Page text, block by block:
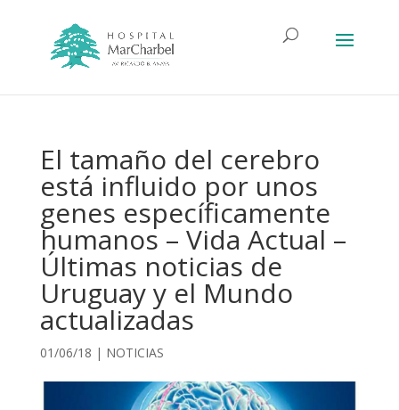
El tamaño del cerebro
está influido por unos
genes específicamente
humanos – Vida Actual –
Últimas noticias de
Uruguay y el Mundo
actualizadas
01/06/18 | NOTICIAS